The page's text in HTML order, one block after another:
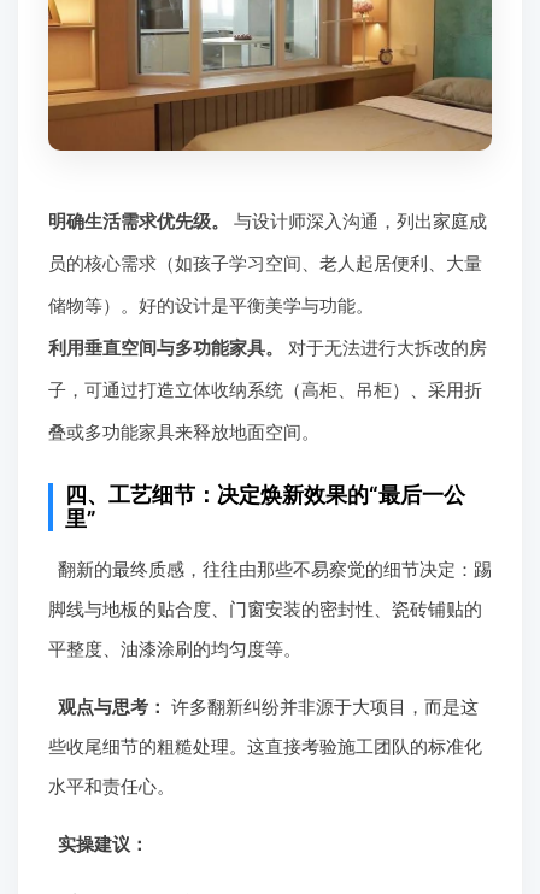
明确生活需求优先级。
与设计师深入沟通，列出家庭成
员的核心需求（如孩子学习空间、老人起居便利、大量
储物等）。好的设计是平衡美学与功能。
利用垂直空间与多功能家具。
对于无法进行大拆改的房
子，可通过打造立体收纳系统（高柜、吊柜）、采用折
叠或多功能家具来释放地面空间。
四、工艺细节：决定焕新效果的“最后一公
里”
翻新的最终质感，往往由那些不易察觉的细节决定：踢
脚线与地板的贴合度、门窗安装的密封性、瓷砖铺贴的
平整度、油漆涂刷的均匀度等。
观点与思考： 许多翻新纠纷并非源于大项目，而是这
些收尾细节的粗糙处理。这直接考验施工团队的标准化
水平和责任心。
实操建议：